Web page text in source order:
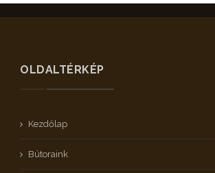
OLDALTÉRKÉP
Kezdőlap
Bútoraink